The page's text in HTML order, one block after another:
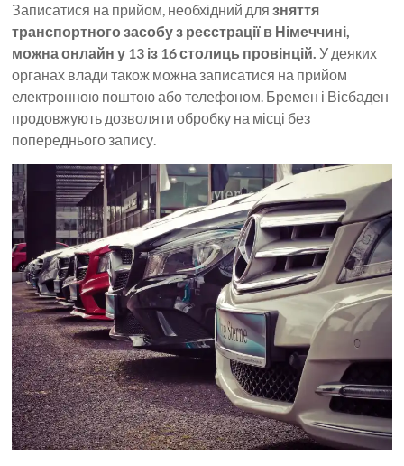
Записатися на прийом, необхідний длязняття
транспортного засобу з реєстрації в Німеччині,
можна онлайн у 13 із 16 столиць провінцій.У деяких
органах влади також можна записатися на прийом
електронною поштою або телефоном. Бремен і Вісбаден
продовжують дозволяти обробку на місці без
попереднього запису.